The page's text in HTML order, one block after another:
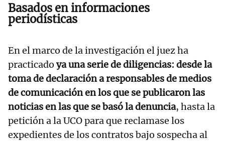
Basados en informaciones
periodísticas
En el marco de la investigación el juez ha
practicado ya una serie de diligencias: desde la
toma de declaración a responsables de medios
de comunicación en los que se publicaron las
noticias en las que se basó la denuncia, hasta la
petición a la UCO para que reclamase los
expedientes de los contratos bajo sospecha al